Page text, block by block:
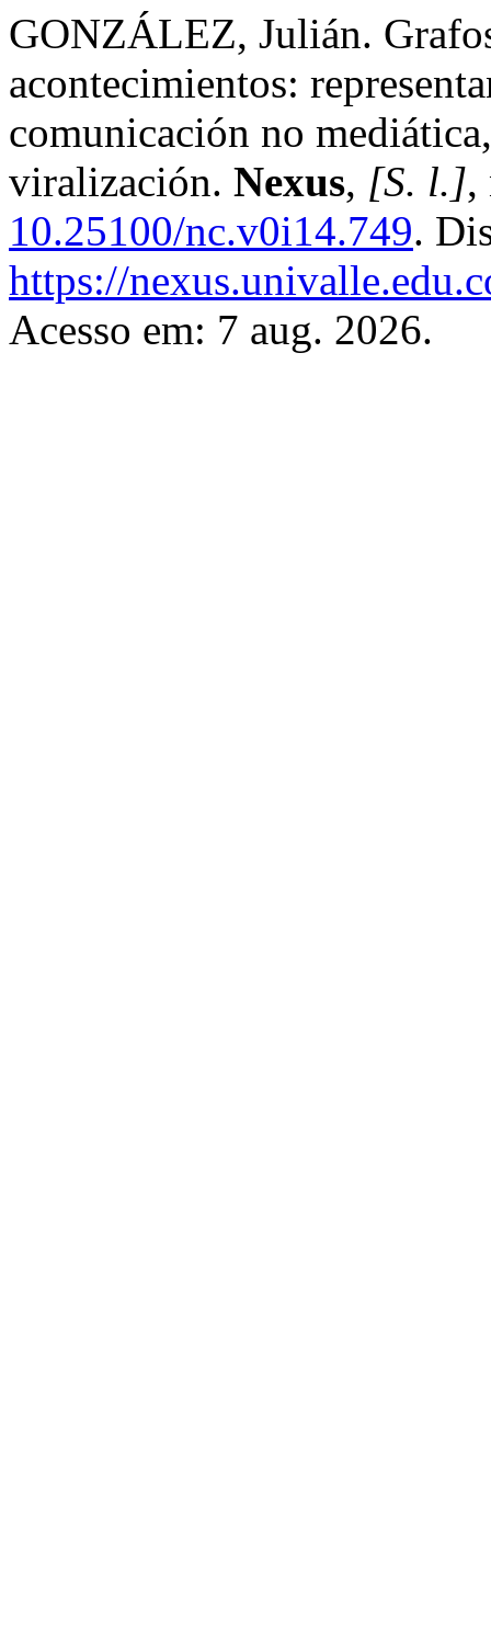
GONZÁLEZ, Julián.
acontecimientos:
comunicación no
viralización. Nexus, [S. l.],
10.25100/nc.v0i14.749.
https://
Acesso em: 7 aug. 2026.